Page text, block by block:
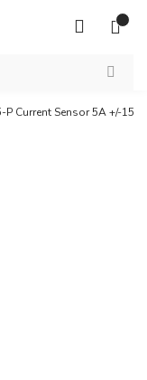
P Current Sensor 5A +/-15V